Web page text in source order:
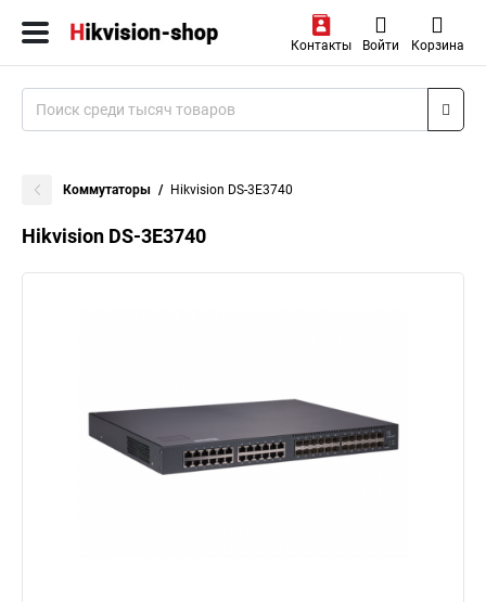
Контакты Войти Корзина
Коммутаторы Hikvision DS-3E3740
Hikvision DS-3E3740